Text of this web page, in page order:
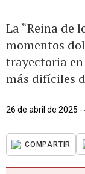
La “Reina de
momentos
trayectoria
más difíciles
26 de abril de 2025 -
COMPARTIR